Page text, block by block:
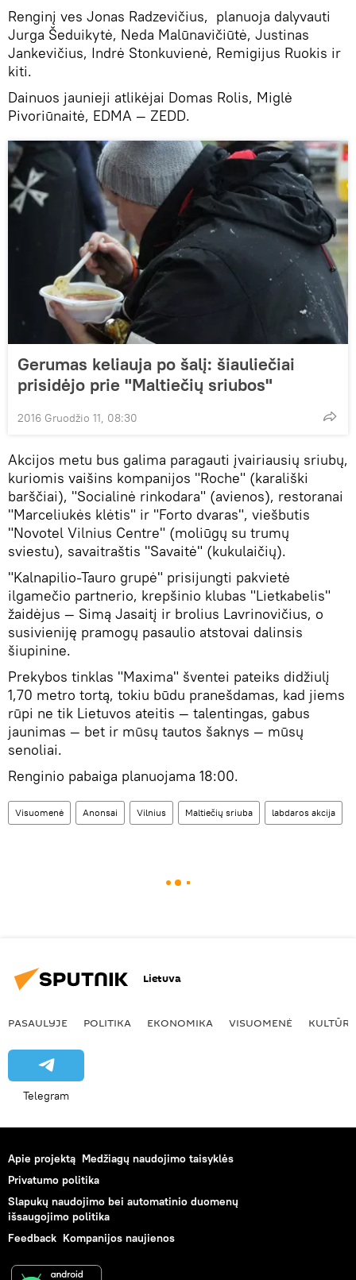
Renginį ves Jonas Radzevičius, planuoja dalyvauti
Jurga Šeduikytė, Neda Malūnavičiūtė, Justinas
Jankevičius, Indrė Stonkuvienė, Remigijus Ruokis ir
kiti.
Dainuos jaunieji atlikėjai Domas Rolis, Miglė
Pivoriūnaitė, EDMA — ZEDD.
Gerumas keliauja po šalį: šiauliečiai
prisidėjo prie "Maltiečių sriubos"
2016 Gruodžio 11, 08:30
Akcijos metu bus galima paragauti įvairiausių sriubų,
kuriomis vaišins kompanijos "Roche" (karališki
barščiai), "Socialinė rinkodara" (avienos), restoranai
"Marceliukės klėtis" ir "Forto dvaras", viešbutis
"Novotel Vilnius Centre" (moliūgų su trumų
sviestu), savaitraštis "Savaitė" (kukulaičių).
"Kalnapilio-Tauro grupė" prisijungti pakvietė
ilgamečio partnerio, krepšinio klubas "Lietkabelis"
žaidėjus — Simą Jasaitį ir brolius Lavrinovičius, o
susivieniję pramogų pasaulio atstovai dalinsis
šiupinine.
Prekybos tinklas "Maxima" šventei pateiks didžiulį
1,70 metro tortą, tokiu būdu pranešdamas, kad jiems
rūpi ne tik Lietuvos ateitis — talentingas, gabus
jaunimas — bet ir mūsų tautos šaknys — mūsų
senoliai.
Renginio pabaiga planuojama 18:00.
Visuomenė Anonsai Vilnius Maltiečių sriuba labdaros akcija
Lietuva
PASAULYJE POLITIKA EKONOMIKA VISUOMENĖ KULTŪRA
Telegram
Apie projektą Medžiagų naudojimo taisyklės
Privatumo politika
Slapukų naudojimo bei automatinio duomenų
išsaugojimo politika
Feedback Kompanijos naujienos